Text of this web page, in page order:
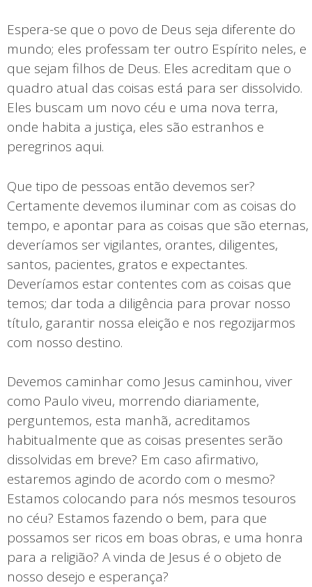
Espera-se que o povo de Deus seja diferente do
mundo; eles professam ter outro Espírito neles, e
que sejam filhos de Deus. Eles acreditam que o
quadro atual das coisas está para ser dissolvido.
Eles buscam um novo céu e uma nova terra,
onde habita a justiça, eles são estranhos e
peregrinos aqui.
Que tipo de pessoas então devemos ser?
Certamente devemos iluminar com as coisas do
tempo, e apontar para as coisas que são eternas,
deveríamos ser vigilantes, orantes, diligentes,
santos, pacientes, gratos e expectantes.
Deveríamos estar contentes com as coisas que
temos; dar toda a diligência para provar nosso
título, garantir nossa eleição e nos regozijarmos
com nosso destino.
Devemos caminhar como Jesus caminhou, viver
como Paulo viveu, morrendo diariamente,
perguntemos, esta manhã, acreditamos
habitualmente que as coisas presentes serão
dissolvidas em breve? Em caso afirmativo,
estaremos agindo de acordo com o mesmo?
Estamos colocando para nós mesmos tesouros
no céu? Estamos fazendo o bem, para que
possamos ser ricos em boas obras, e uma honra
para a religião? A vinda de Jesus é o objeto de
nosso desejo e esperança?